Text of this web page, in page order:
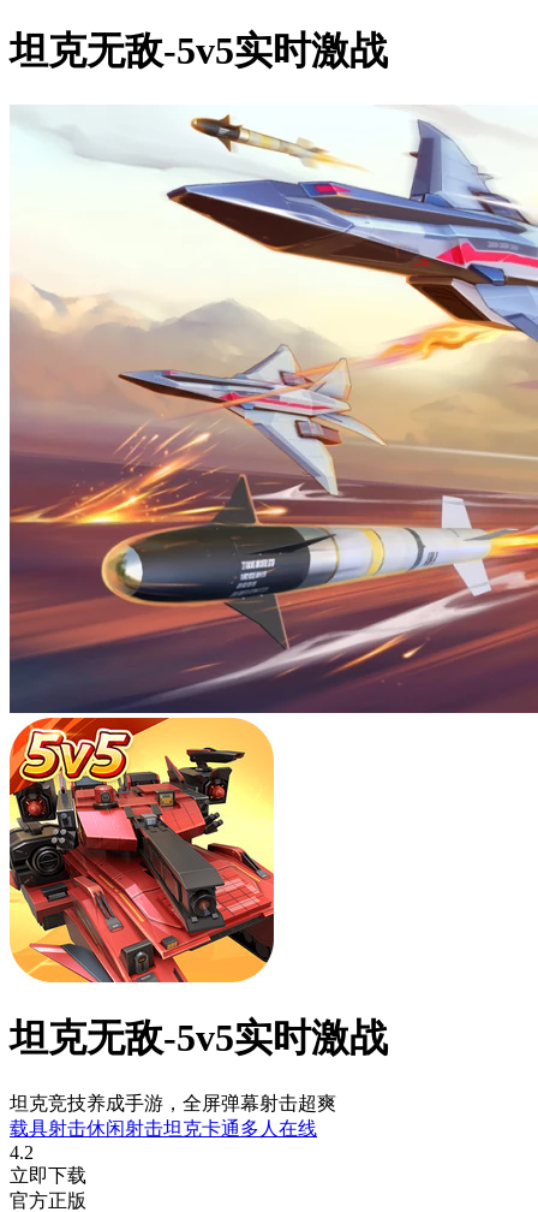
坦克无敌-5v5实时激战
坦克无敌-5v5实时激战
坦克竞技养成手游，全屏弹幕射击超爽
载具射击休闲射击坦克卡通多人在线
4.2
立即下载
官方正版